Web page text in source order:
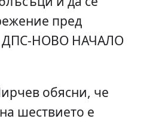
пред
ДПС-НОВО НАЧАЛО
обясни, че
шествието е